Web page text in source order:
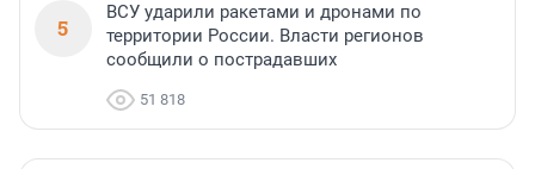
5
ВСУ ударили ракетами и дронами по
территории России. Власти регионов
сообщили о пострадавших
51 818